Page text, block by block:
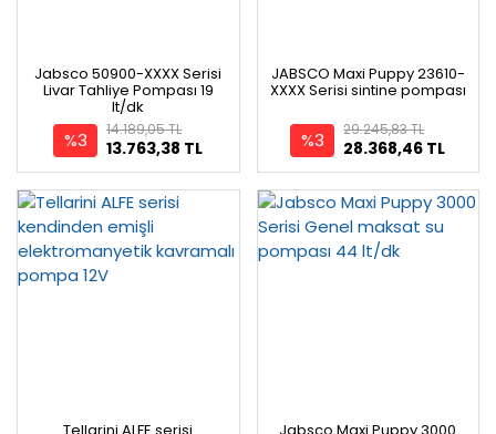
Jabsco 50900-XXXX Serisi
Livar Tahliye Pompası 19
lt/dk
%3 13.763,38 TL
14.189,05 TL
JABSCO Maxi Puppy 23610-
XXXX Serisi sintine pompası
%3 28.368,46 TL
29.245,83 TL